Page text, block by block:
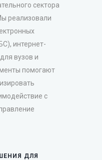
сектора
реализовали
интернет-
вузов и
помогают
с
ДЛЯ